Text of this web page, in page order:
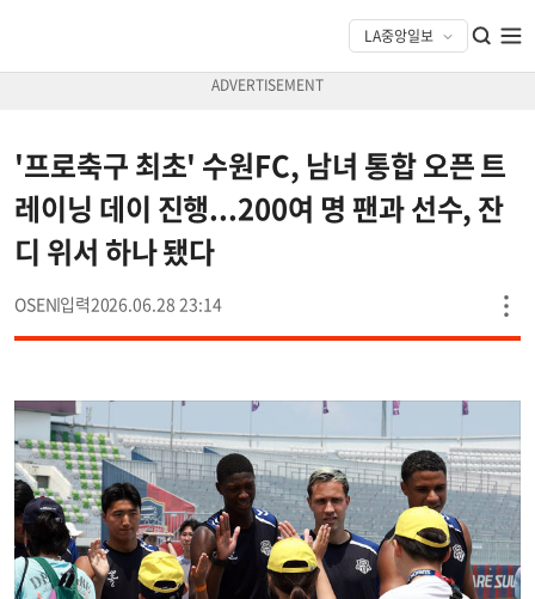
'프로축구 최초' 수원FC, 남녀 통합 오픈 트
레이닝 데이 진행...200여 명 팬과 선수, 잔
디 위서 하나 됐다
OSEN 2026.06.28 23:14